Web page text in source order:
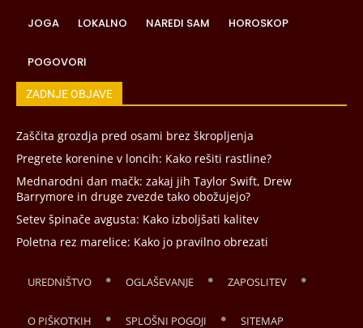
JOGA LOKALNO NAREDI SAM HOROSKOP
POGOVORI
ZADNJE OBJAVE
Zaščita grozdja pred osami brez škropljenja
Pregrete korenine v loncih: Kako rešiti rastline?
Mednarodni dan mačk: zakaj jih Taylor Swift, Drew
Barrymore in druge zvezde tako obožujejo?
Setev špinače avgusta: Kako izboljšati kalitev
Poletna rez marelice: Kako jo pravilno obrezati
UREDNIŠTVO OGLAŠEVANJE ZAPOSLITEV
O PIŠKOTKIH SPLOŠNI POGOJI SITEMAP